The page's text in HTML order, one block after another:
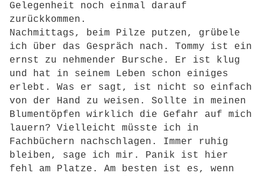
Gelegenheit noch einmal darauf
zurückkommen.
Nachmittags, beim Pilze putzen, grübele
ich über das Gespräch nach. Tommy ist ein
ernst zu nehmender Bursche. Er ist klug
und hat in seinem Leben schon einiges
erlebt. Was er sagt, ist nicht so einfach
von der Hand zu weisen. Sollte in meinen
Blumentöpfen wirklich die Gefahr auf mich
lauern? Vielleicht müsste ich in
Fachbüchern nachschlagen. Immer ruhig
bleiben, sage ich mir. Panik ist hier
fehl am Platze. Am besten ist es, wenn